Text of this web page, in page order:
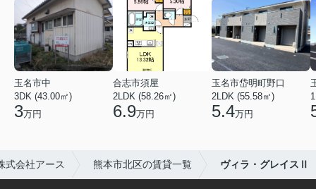
玉名市中
3DK (43.00㎡)
3万円
合志市須屋
2LDK (58.26㎡)
6.9万円
玉名市岱明町野口
2LDK (55.58㎡)
5.4万円
式会社アース 熊本市北区の賃貸一覧 ヴィラ・グレイスⅡ